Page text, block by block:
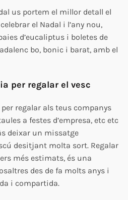
us portem el millor detall el
el Nadal i l’any nou,
d’eucaliptus i boletes de
bo, bonic i barat, amb el
per regalar el vesc
per regalar als teus companys
a festes d’empresa, etc etc
deixar un missatge
desitjant molta sort. Regalar
més estimats, és una
des de fa molts anys i
i compartida.